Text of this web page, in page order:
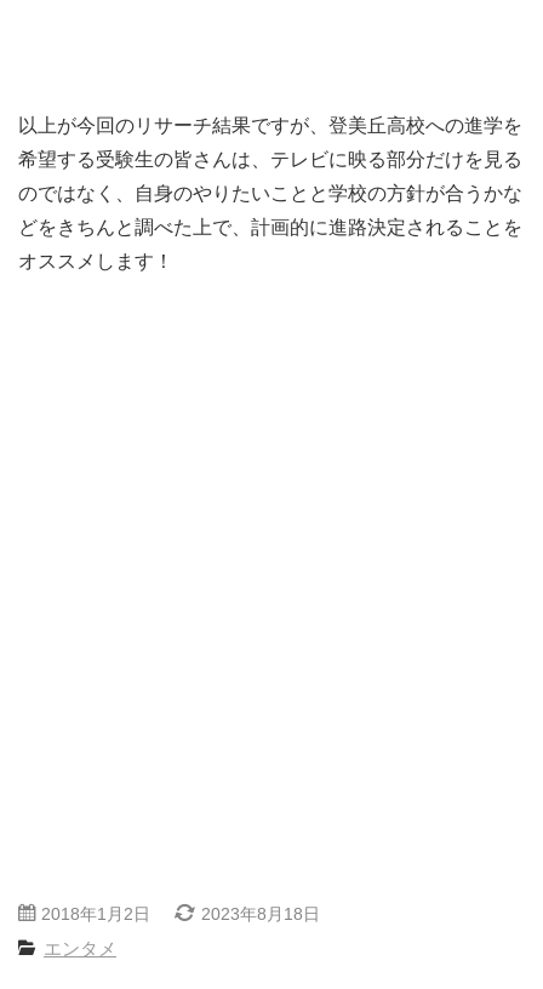
以上が今回のリサーチ結果ですが、登美丘高校への進学を
希望する受験生の皆さんは、テレビに映る部分だけを見る
のではなく、自身のやりたいことと学校の方針が合うかな
どをきちんと調べた上で、計画的に進路決定されることを
オススメします！
2018年1月2日 2023年8月18日
エンタメ